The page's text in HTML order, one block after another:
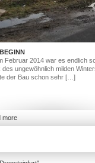
Februar 2014 war es endlich
des ungewöhnlich milden
der Bau schon sehr […]
more